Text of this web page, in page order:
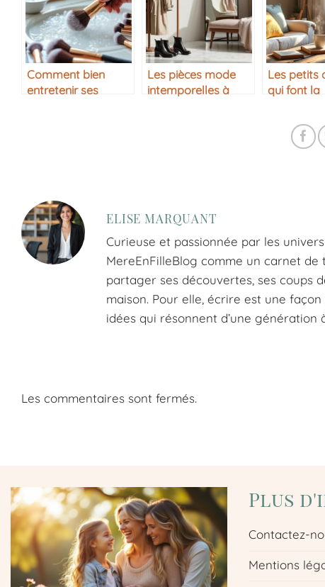
Comment bien
entretenir ses
Les pièces mode
intemporelles à
Les petits
qui font la
maison
ELISE MARQUANT
Curieuse et passionnée par les
MereEnFilleBlog comme un carnet de
partager ses découvertes, ses coups
maison. Pour elle, écrire est une
idées qui résonnent d’une génération
Les commentaires sont fermés.
Plus
Contactez-
Mentions